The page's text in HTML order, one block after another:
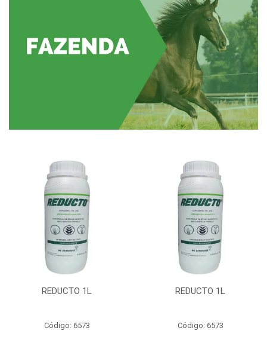
REDUCTO 1L
Código: 6573
REDUCTO 1L
Código: 6573